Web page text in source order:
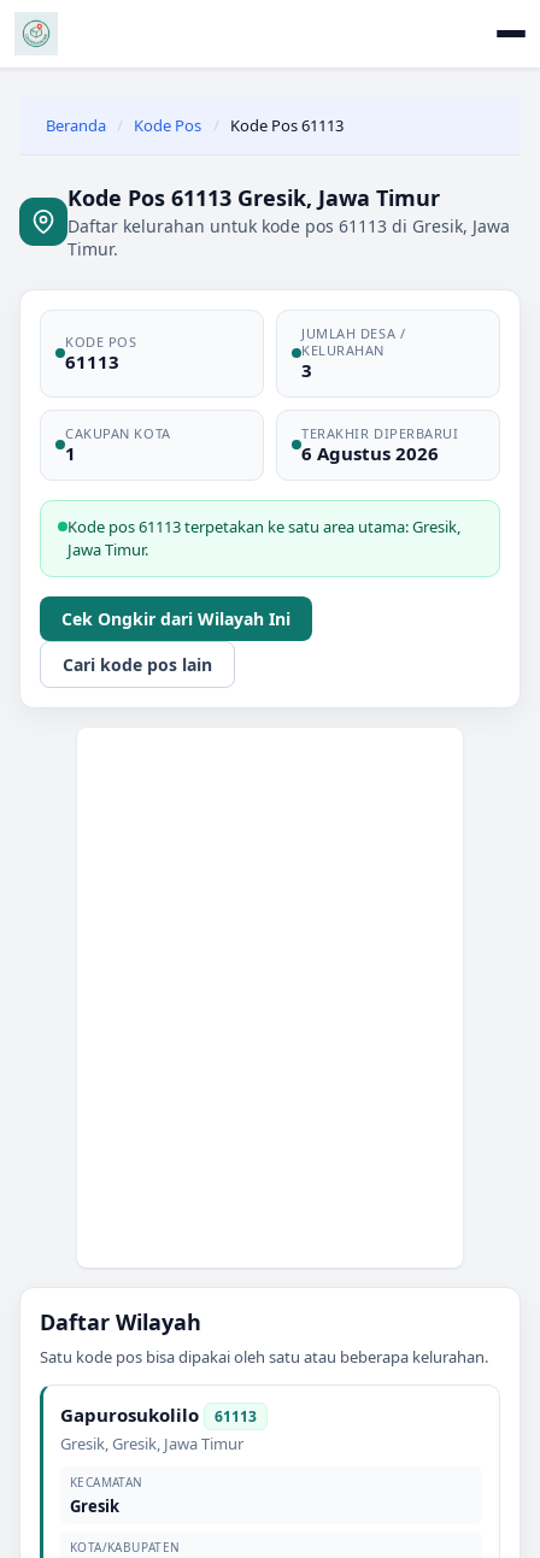
Beranda / Kode Pos / Kode Pos 61113
Kode Pos 61113 Gresik, Jawa Timur
Daftar kelurahan untuk kode pos 61113 di Gresik, Jawa
Timur.
KODE POS
61113
JUMLAH DESA /
KELURAHAN
3
CAKUPAN KOTA
1
TERAKHIR DIPERBARUI
6 Agustus 2026
Kode pos 61113 terpetakan ke satu area utama: Gresik,
Jawa Timur.
Cek Ongkir dari Wilayah Ini
Cari kode pos lain
Daftar Wilayah
Satu kode pos bisa dipakai oleh satu atau beberapa kelurahan.
Gapurosukolilo 61113
Gresik,Gresik, Jawa Timur
KECAMATAN
Gresik
KOTA/KABUPATEN